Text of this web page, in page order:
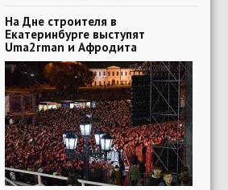
На Дне строителя в
Екатеринбурге выступят
Uma2rman и Афродита